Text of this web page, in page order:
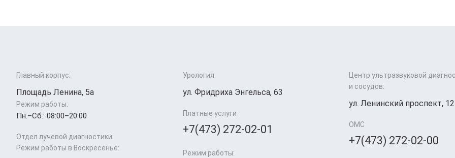
Главный корпус:
Площадь Ленина, 5а
Режим работы:
Пн.–Cб.: 08:00–20:00
Отдел лучевой диагностики:
Режим работы в Воскресенье:
Урология:
ул. Фридриха Энгельса, 63
Платные услуги
+7(473) 272-02-01
Режим работы:
Центр ультразвуковой
и сосудов:
ул. Ленинский проспект, 12
ОМС
+7(473) 272-02-00